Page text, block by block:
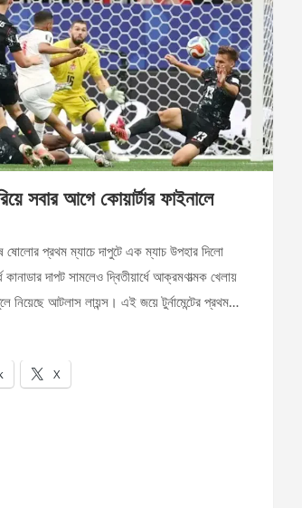
সবার আগে কোয়ার্টার ফাইনালে
ষোলোর প্রথম ম্যাচে দাপুটে এক ম্যাচ উপহার দিলো
দাপট সামলেও দ্বিতীয়ার্ধে আক্রমণাত্মক খেলায়
নিয়েছে আটলাস লায়ন্স। এই জয়ে টুর্নামেন্টের প্রথম…
X